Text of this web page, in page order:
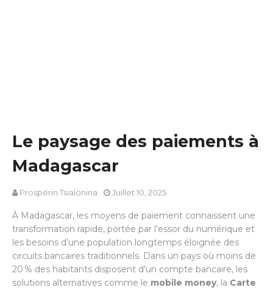
Le paysage des paiements à
Madagascar
Prospérin Tsialonina Juillet 10, 2025
À Madagascar, les moyens de paiement connaissent une
transformation rapide, portée par l’essor du numérique et
les besoins d’une population longtemps éloignée des
circuits bancaires traditionnels. Dans un pays où moins de
20 % des habitants disposent d’un compte bancaire, les
solutions alternatives comme le mobile money, la Carte